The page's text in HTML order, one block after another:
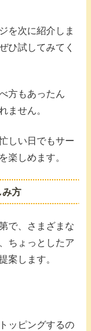
を次に紹介しま
ひ試してみてく
方もあったん
ません。
しい日でもサー
楽しめます。
み方
で、さまざまな
ちょっとしたア
案します。
ッピングするの